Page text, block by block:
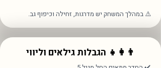
⚠️ במהלך המשחק יש מדרגות, זחילה וכיפוף גב.
👨‍👩‍👧 הגבלות גילאים וליווי